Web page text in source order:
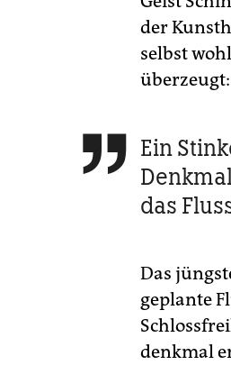
der
selbst
 Ein
das
Das
geplante
denk­mal